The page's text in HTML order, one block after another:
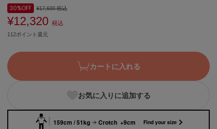
Ballelite
バレリット
バンドリヤー
Barbour
バブアー
ビヨンドクローゼット
30%OFF ¥17,600税込
¥12,320 税込
112ポイント還元
カートに入れる
お気に入りに追加する
159cm / 51kg Crotch +9cm Find your size